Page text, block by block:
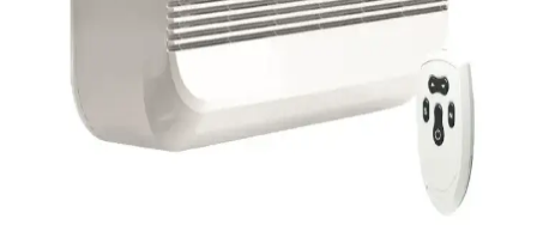
Представляет собой небольшое устройство, которое
размещается на стене в районе окна, забирает воздух с
улицы, полностью его очищает и обеззараживает,
подогревает (зимой) и подает в помещение. Монтируется за
час без пыли. Прибор предназначен для палат и кабинетов
ЛПУ с отсутствующей или недостаточной механической
вентиляцией. Обеспечивает воздухообмен согласно
нормативам и медицинский стандарт очистки воздуха.
Может устанавливаться при чистовом ремонте, при этом